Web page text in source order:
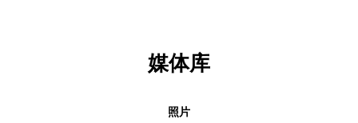
媒体库
照片